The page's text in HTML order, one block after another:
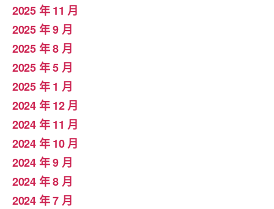
2025 年 11 月
2025 年 9 月
2025 年 8 月
2025 年 5 月
2025 年 1 月
2024 年 12 月
2024 年 11 月
2024 年 10 月
2024 年 9 月
2024 年 8 月
2024 年 7 月